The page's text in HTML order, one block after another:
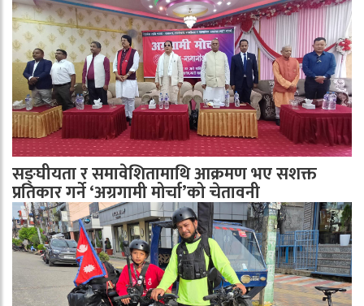
सङ्घीयता र समावेशितामाथि आक्रमण भए सशक्त
प्रतिकार गर्ने ‘अग्रगामी मोर्चा’को चेतावनी